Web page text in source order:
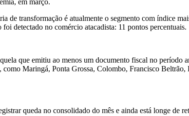
transformação é atualmente o segmento com índice
detectado no comércio atacadista: 11 pontos percentuais.
que emitiu ao menos um documento fiscal no período
Maringá, Ponta Grossa, Colombo, Francisco
queda no consolidado do mês e ainda está longe de